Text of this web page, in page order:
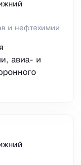
и нефтехимии
авиа- и